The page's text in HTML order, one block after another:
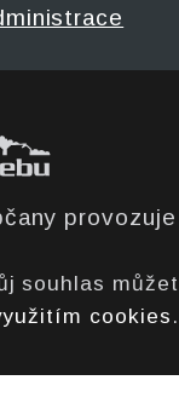
souhlas
cookies .